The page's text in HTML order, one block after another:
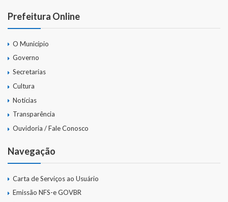
Prefeitura Online
O Município
Governo
Secretarias
Cultura
Notícias
Transparência
Ouvidoria / Fale Conosco
Navegação
Carta de Serviços ao Usuário
Emissão NFS-e GOVBR